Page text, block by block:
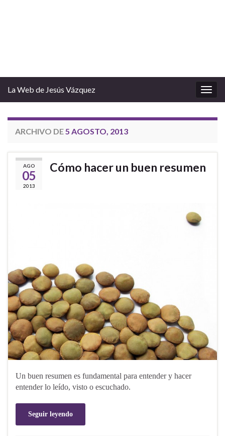
la
La Web de Jesús Vázquez
ARCHIVO DE5 AGOSTO, 2013
AGO
05
2013
Cómo hacer un buen resumen
Un buen resumen es fundamental para entender y hacer
entender lo leído, visto o escuchado.
Seguir leyendo